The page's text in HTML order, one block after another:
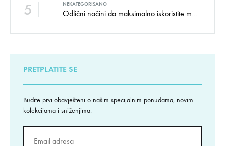
5 NEKATEGORISANO
Odlični načini da maksimalno iskoristite male prostore
PRETPLATITE SE
Budite prvi obavješteni o našim specijalnim ponudama, novim
kolekcijama i sniženjima.